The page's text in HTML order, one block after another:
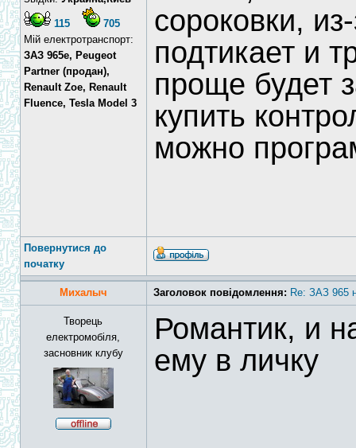
115
705
Мій електротранспорт:
ЗАЗ 965e, Peugeot
Partner (продан),
Renault Zoe, Renault
Fluence, Tesla Model 3
сороковки,
подтикает и
проще будет
купить
можно
Повернутися до
початку
Михалыч Заголовок повідомлення: Re: ЗАЗ 965
Творець
електромобіля,
засновник клубу
Романтик, и
ему в личку